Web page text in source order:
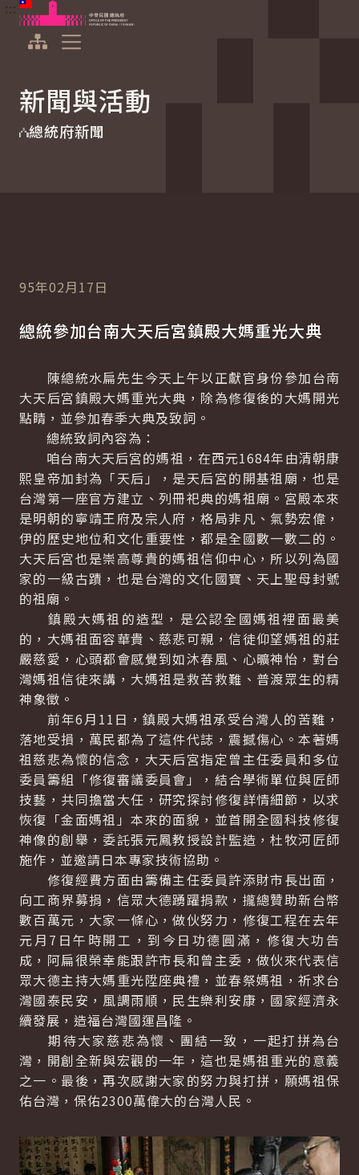
跳到主要內容
中華民國總統府
新聞與活動
總統府新聞
95年02月17日
總統參加台南大天后宮鎮殿大媽重光大典
陳總統水扁先生今天上午以正獻官身份參加台南
大天后宮鎮殿大媽重光大典，除為修復後的大媽開光
點睛，並參加春季大典及致詞。
總統致詞內容為：
咱台南大天后宮的媽祖，在西元1684年由清朝康
熙皇帝加封為「天后」，是天后宮的開基祖廟，也是
台灣第一座官方建立、列冊祀典的媽祖廟。宮殿本來
是明朝的寧靖王府及宗人府，格局非凡、氣勢宏偉，
伊的歷史地位和文化重要性，都是全國數一數二的。
大天后宮也是崇高尊貴的媽祖信仰中心，所以列為國
家的一級古蹟，也是台灣的文化國寶、天上聖母封號
的祖廟。
鎮殿大媽祖的造型，是公認全國媽祖裡面最美
的，大媽祖面容華貴、慈悲可親，信徒仰望媽祖的莊
嚴慈愛，心頭都會感覺到如沐春風、心曠神怡，對台
灣媽祖信徒來講，大媽祖是救苦救難、普渡眾生的精
神象徵。
前年6月11日，鎮殿大媽祖承受台灣人的苦難，
落地受損，萬民都為了這件代誌，震撼傷心。本著媽
祖慈悲為懷的信念，大天后宮指定曾主任委員和多位
委員籌組「修復審議委員會」，結合學術單位與匠師
技藝，共同擔當大任，研究探討修復詳情細節，以求
恢復「金面媽祖」本來的面貌，並首開全國科技修復
神像的創舉，委託張元鳳教授設計監造，杜牧河匠師
施作，並邀請日本專家技術協助。
修復經費方面由籌備主任委員許添財市長出面，
向工商界募捐，信眾大德踴躍捐款，攏總贊助新台幣
數百萬元，大家一條心，做伙努力，修復工程在去年
元月7日午時開工，到今日功德圓滿，修復大功告
成，阿扁很榮幸能跟許市長和曾主委，做伙來代表信
眾大德主持大媽重光陞座典禮，並春祭媽祖，祈求台
灣國泰民安，風調雨順，民生樂利安康，國家經濟永
續發展，造福台灣國運昌隆。
期待大家慈悲為懷、團結一致，一起打拼為台
灣，開創全新與宏觀的一年，這也是媽祖重光的意義
之一。最後，再次感謝大家的努力與打拼，願媽祖保
佑台灣，保佑2300萬偉大的台灣人民。